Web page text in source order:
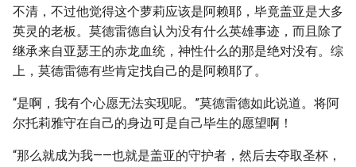
不清，不过他觉得这个萝莉应该是阿赖耶，毕竟盖亚是大多
英灵的老板。莫德雷德自认为没有什么英雄事迹，而且除了
继承来自亚瑟王的赤龙血统，神性什么的那是绝对没有。综
上，莫德雷德有些肯定找自己的是阿赖耶了。
“是啊，我有个心愿无法实现呢。”莫德雷德如此说道。将阿
尔托莉雅守在自己的身边可是自己毕生的愿望啊！
“那么就成为我——也就是盖亚的守护者，然后去夺取圣杯，